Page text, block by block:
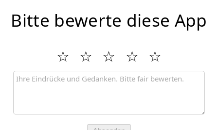
Bitte bewerte diese App